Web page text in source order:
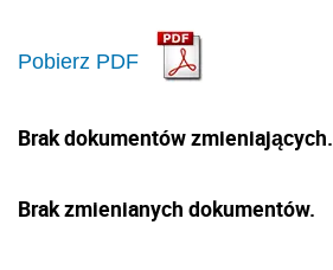
Pobierz PDF
Brak dokumentów zmieniających.
Brak zmienianych dokumentów.